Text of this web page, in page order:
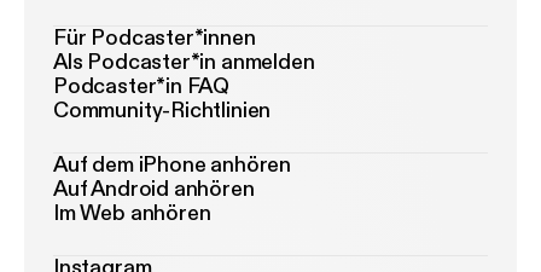
Für Podcaster*innen
Als Podcaster*in anmelden
Podcaster*in FAQ
Community-Richtlinien
Auf dem iPhone anhören
Auf Android anhören
Im Web anhören